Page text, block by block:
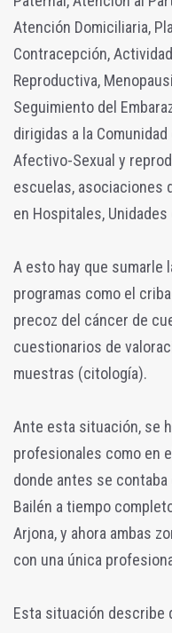
Atención Domiciliaria,
Contracepción,
Reproductiva,
Seguimiento del
dirigidas a la
Afectivo-Sexual y
escuelas, asociaciones
en Hospitales,
A esto hay que sumarle
programas como el
precoz del cáncer de
cuestionarios de
muestras (citología).
Ante esta situación, se
profesionales como en
donde antes se contaba
Bailén a tiempo
Arjona, y ahora ambas
con una única
Esta situación describe